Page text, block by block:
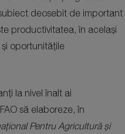
deosebit de important
productivitatea, în același
oportunitățile
la nivel înalt ai
să elaboreze, în
Pentru Agricultură și